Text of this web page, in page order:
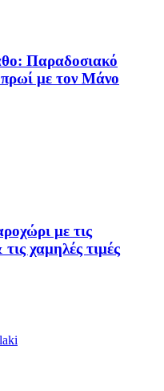
Παραδοσιακό
πρωί με τον Μάνο
με τις
τις χαμηλές τιμές